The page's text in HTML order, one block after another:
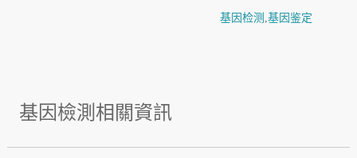
基因检测 基因鉴定
基因檢測相關資訊